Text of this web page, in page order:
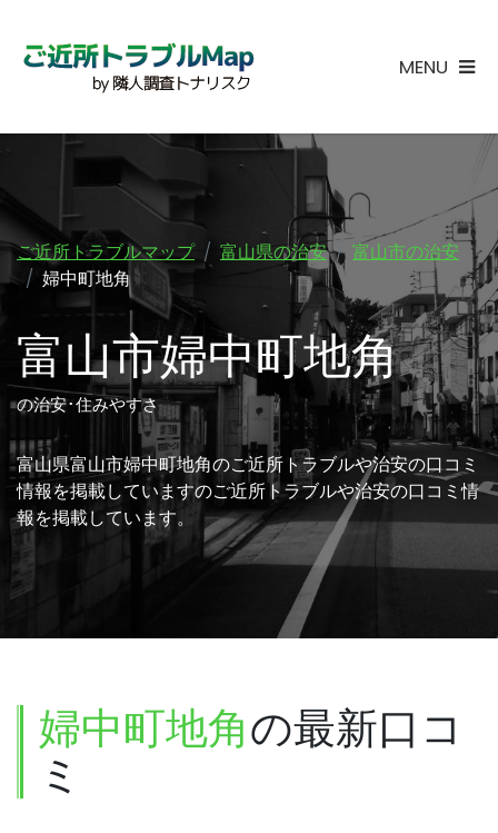
MENU
ご近所トラブルマップ 富山県の治安
富山市の治安
婦中町地角
富山市婦中町地角
の治安･住みやすさ
富山県富山市婦中町地角のご近所トラブルや治安の口コミ
情報を掲載していますのご近所トラブルや治安の口コミ情
報を掲載しています。
婦中町地角の最新口コ
ミ